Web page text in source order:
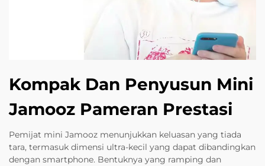
Kompak Dan Penyusun Mini
Jamooz Pameran Prestasi
Pemijat mini Jamooz menunjukkan keluasan yang tiada
tara, termasuk dimensi ultra-kecil yang dapat dibandingkan
dengan smartphone. Bentuknya yang ramping dan